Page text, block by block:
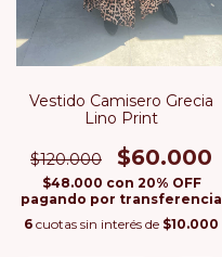
Vestido Camisero Grecia
Lino Print
$120.000 $60.000
$48.000 con 20% OFF
pagando por transferencia
6 cuotas sin interés de $10.000